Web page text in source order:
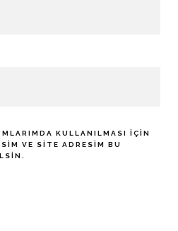
KULLANILMASI IÇIN
VE SITE ADRESIM BU